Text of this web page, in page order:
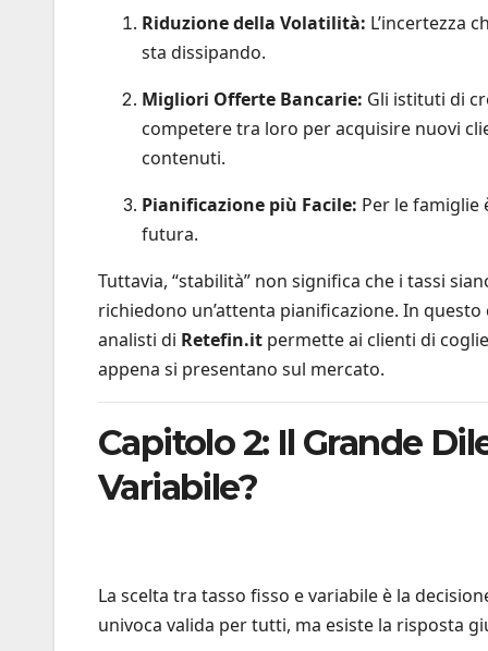
Riduzione della Volatilità: L’incertezza
sta dissipando.
Migliori Offerte Bancarie: Gli istituti di
competere tra loro per acquisire nuovi
contenuti.
Pianificazione più Facile: Per le famiglie
futura.
Tuttavia, “stabilità” non significa che i tassi
richiedono un’attenta pianificazione. In
analisti di Retefin.it permette ai clienti di
appena si presentano sul mercato.
Capitolo 2: Il Grande
Variabile?
La scelta tra tasso fisso e variabile è la
univoca valida per tutti, ma esiste la risposta